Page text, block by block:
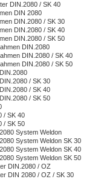
DIN.2080 / SK 40
DIN 2080
DIN.2080 / SK 30
DIN.2080 / SK 40
DIN.2080 / SK 50
DIN.2080
DIN.2080 / SK 40
DIN.2080 / SK 50
/ SK 30
/ SK 40
/ SK 50
/ SK 40
/ SK 50
System Weldon
System Weldon SK 30
System Weldon SK 40
System Weldon SK 50
DIN.2080 / OZ
DIN 2080 / OZ / SK 30